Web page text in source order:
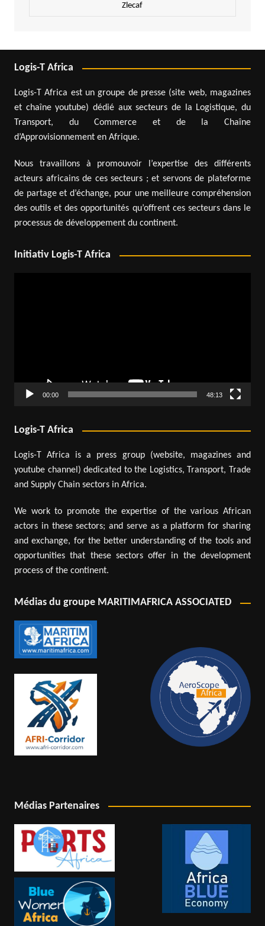
Zlecaf
Logis-T Africa
Logis-T Africa est un groupe de presse (site web, magazines
et chaîne youtube) dédié aux secteurs de la Logistique, du
Transport, du Commerce et de la Chaîne
d’Approvisionnement en Afrique.
Nous travaillons à promouvoir l’expertise des différents
acteurs africains de ces secteurs ; et servons de plateforme
de partage et d’échange, pour une meilleure compréhension
des outils et des opportunités qu’offrent ces secteurs dans le
processus de développement du continent.
Initiativ Logis-T Africa
00:00 48:13
Logis-T Africa
Logis-T Africa is a press group (website, magazines and
youtube channel) dedicated to the Logistics, Transport, Trade
and Supply Chain sectors in Africa.
We work to promote the expertise of the various African
actors in these sectors; and serve as a platform for sharing
and exchange, for the better understanding of the tools and
opportunities that these sectors offer in the development
process of the continent.
Médias du groupe MARITIMAFRICA ASSOCIATED
Médias Partenaires